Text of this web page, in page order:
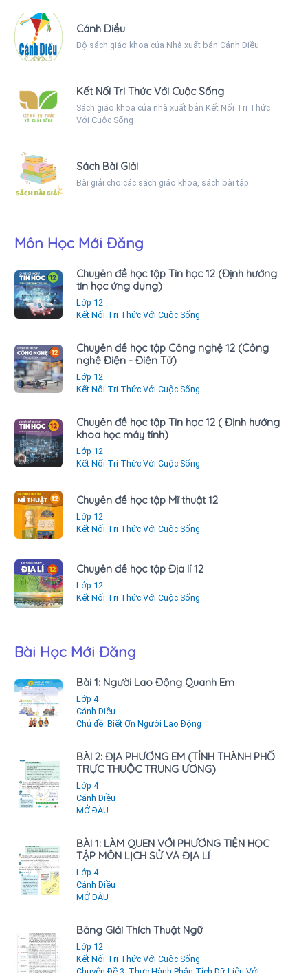
Cánh Diều
Bộ sách giáo khoa của Nhà xuất bản Cánh Diều
Kết Nối Tri Thức Với Cuộc Sống
Sách giáo khoa của nhà xuất bản Kết Nối Tri Thức
Với Cuộc Sống
Sách Bài Giải
Bài giải cho các sách giáo khoa, sách bài tập
Môn Học Mới Đăng
Chuyên đề học tập Tin học 12 (Định hướng
tin học ứng dụng)
Lớp 12
Kết Nối Tri Thức Với Cuộc Sống
Chuyên đề học tập Công nghệ 12 (Công
nghệ Điện - Điện Tử)
Lớp 12
Kết Nối Tri Thức Với Cuộc Sống
Chuyên đề học tập Tin học 12 ( Định hướng
khoa học máy tính)
Lớp 12
Kết Nối Tri Thức Với Cuộc Sống
Chuyên đề học tập Mĩ thuật 12
Lớp 12
Kết Nối Tri Thức Với Cuộc Sống
Chuyên đề học tập Địa lí 12
Lớp 12
Kết Nối Tri Thức Với Cuộc Sống
Bài Học Mới Đăng
Bài 1: Người Lao Động Quanh Em
Lớp 4
Cánh Diều
Chủ đề: Biết Ơn Người Lao Động
BÀI 2: ĐỊA PHƯƠNG EM (TỈNH THÀNH PHỐ
TRỰC THUỘC TRUNG ƯƠNG)
Lớp 4
Cánh Diều
MỞ ĐÀU
BÀI 1: LÀM QUEN VỚI PHƯƠNG TIỆN HỌC
TẬP MÔN LỊCH SỬ VÀ ĐỊA LÍ
Lớp 4
Cánh Diều
MỞ ĐÀU
Bảng Giải Thích Thuật Ngữ
Lớp 12
Kết Nối Tri Thức Với Cuộc Sống